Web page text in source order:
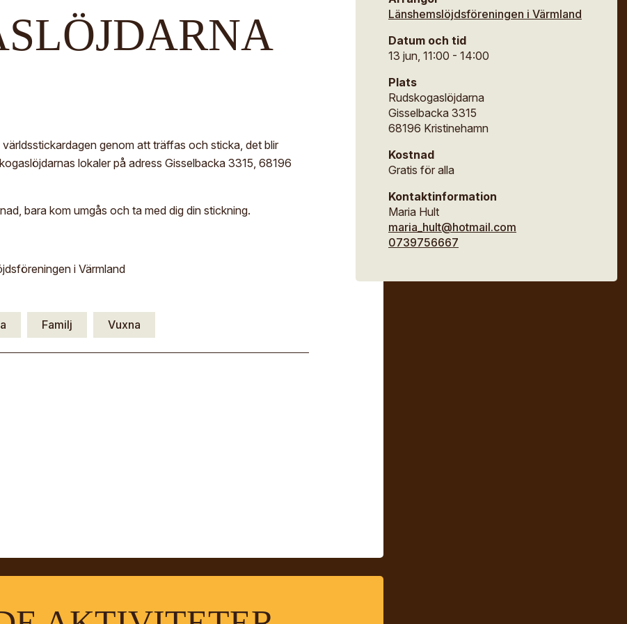
Immateriellt kulturarv
genom att träffas och sticka, det blir
lokaler på adress Gisselbacka 3315, 68196
bara kom umgås och ta med dig din stickning.
i Värmland
Länshemslöjdsföreningen i Värmland
Datum och tid
13 jun, 11:00 - 14:00
Plats
Rudskogaslöjdarna
Gisselbacka 3315
68196 Kristinehamn
Kostnad
Gratis för alla
Kontaktinformation
Maria Hult
maria_hult@hotmail.com
0739756667
Familj Vuxna
För- och efternamn*
av Hemslöjden enligt Dataskyddsförordningen, GDPR.
Uppgifterna behövs för att hantera din anmälan och lämnas aldrig
ut till något företag, annan organisation eller privatperson.